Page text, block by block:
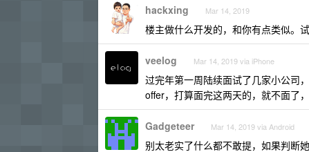
hackxing Mar 14, 2019
楼主做什么开发的，和你有点类似。
veelog Mar 14, 2019 via iPhone
过完年第一周陆续面试了几家小公司
offer，打算面完这两天的，就不面了
Gadgeteer Mar 14, 2019 via Android
别太老实了什么都不敢提，如果判断